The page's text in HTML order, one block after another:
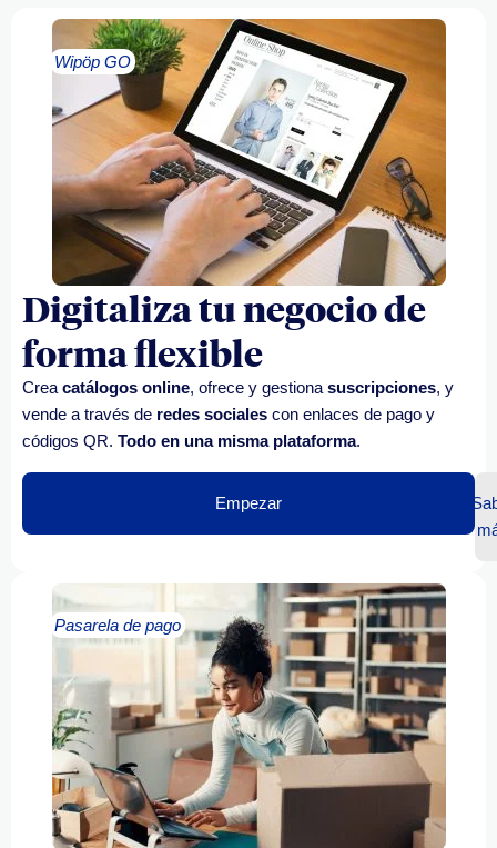
Wipöp GO
Digitaliza tu negocio de
forma flexible
Crea catálogos online, ofrece y gestiona suscripciones, y
vende a través de redes sociales con enlaces de pago y
códigos QR. Todo en una misma plataforma.
Empezar
Pasarela de pago